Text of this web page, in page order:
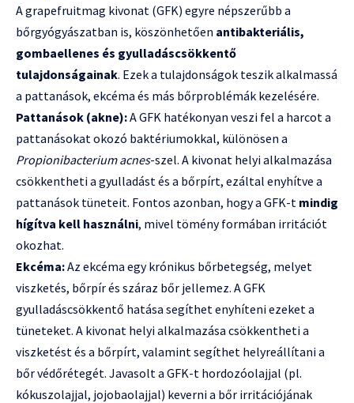
A grapefruitmag kivonat (GFK) egyre népszerűbb a
bőrgyógyászatban is, köszönhetően antibakteriális,
gombaellenes és gyulladáscsökkentő
tulajdonságainak. Ezek a tulajdonságok teszik alkalmassá
a pattanások, ekcéma és más bőrproblémák kezelésére.
Pattanások (akne):A GFK hatékonyan veszi fel a harcot a
pattanásokat okozó baktériumokkal, különösen a
Propionibacterium acnes-szel. A kivonat helyi alkalmazása
csökkentheti a gyulladást és a bőrpírt, ezáltal enyhítve a
pattanások tüneteit. Fontos azonban, hogy a GFK-t mindig
hígítva kell használni, mivel tömény formában irritációt
okozhat.
Ekcéma:Az ekcéma egy krónikus bőrbetegség, melyet
viszketés, bőrpír és száraz bőr jellemez. A GFK
gyulladáscsökkentő hatása segíthet enyhíteni ezeket a
tüneteket. A kivonat helyi alkalmazása csökkentheti a
viszketést és a bőrpírt, valamint segíthet helyreállítani a
bőr védőrétegét. Javasolt a GFK-t hordozóolajjal (pl.
kókuszolajjal, jojobaolajjal) keverni a bőr irritációjának